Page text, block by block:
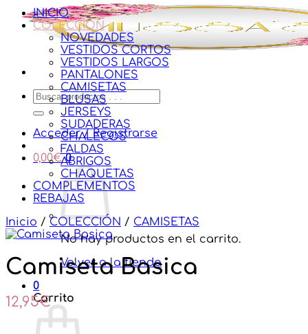
Buscar
por:
Acceder / Registrarse
0,00€ 0
No hay productos en el carrito.
Volver a la tienda
0
Carrito
INICIO
COLECCIÓN
NOVEDADES
VESTIDOS CORTOS
VESTIDOS LARGOS
PANTALONES
CAMISETAS
BLUSAS
JERSEYS
SUDADERAS
CHALECOS
FALDAS
ABRIGOS
CHAQUETAS
COMPLEMENTOS
REBAJAS
Inicio / COLECCIÓN / CAMISETAS
Camiseta Basica
12,95€